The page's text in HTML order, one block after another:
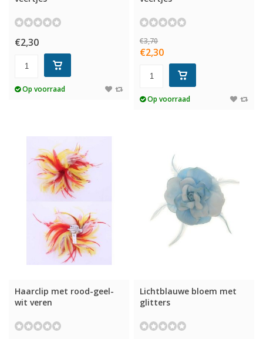
€2,30
Op voorraad
€3,70
€2,30
Op voorraad
Haarclip met rood-geel-
wit veren
Lichtblauwe bloem met
glitters